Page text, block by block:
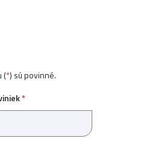
(*) sú povinné.
*